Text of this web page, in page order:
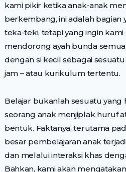
kami pikir ketika anak-anak
berkembang, ini adalah bagian
teka-teki, tetapi yang ingin
mendorong ayah bunda
dengan si kecil sebagai
jam – atau kurikulum tertentu.
Belajar bukanlah sesuatu yang
seorang anak menjiplak huruf
bentuk. Faktanya, terutama
besar pembelajaran anak
dan melalui interaksi khas
Bahkan, kami akan